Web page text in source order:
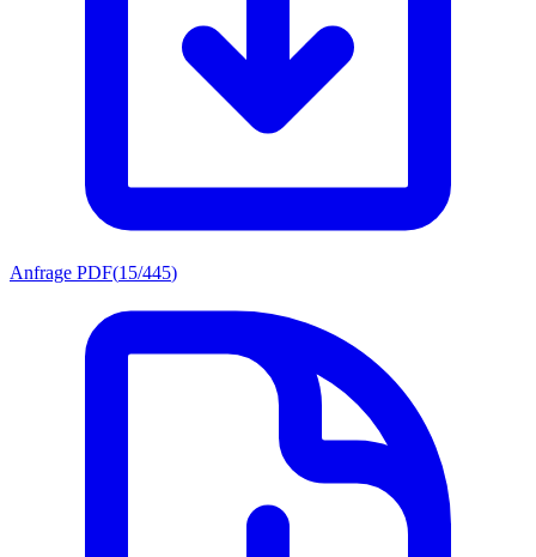
Anfrage PDF(15/445)